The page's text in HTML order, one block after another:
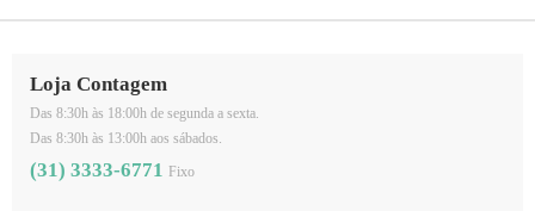
Loja Contagem
Das 8:30h às 18:00h de segunda a sexta.
Das 8:30h às 13:00h aos sábados.
(31) 3333-6771 Fixo